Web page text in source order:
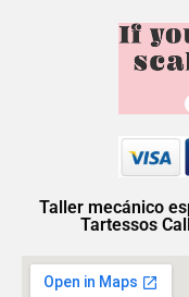
Taller mecánico
Tartessos